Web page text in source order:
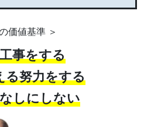
価値基準 ＞
事をする
る努力をする
しにしない